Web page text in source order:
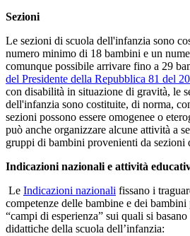
Sezioni
Le sezioni di scuola dell'infanzia sono
numero minimo di 18 bambini e un
comunque possibile arrivare fino a 29
del Presidente della Repubblica 81 del
con disabilità in situazione di gravità, le
dell'infanzia sono costituite, di norma,
sezioni possono essere omogenee o
può anche organizzare alcune attività a
gruppi di bambini provenienti da sezioni
Indicazioni nazionali e attività
Le Indicazioni nazionali fissano i
competenze delle bambine e dei
“campi di esperienza” sui quali si
didattiche della scuola dell’infanzia: